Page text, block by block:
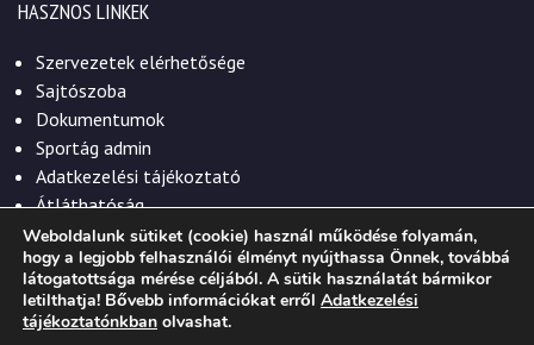
HASZNOS LINKEK
Szervezetek elérhetősége
Sajtószoba
Dokumentumok
Sportág admin
Adatkezelési tájékoztató
Átláthatóság
© 2026. Szekszárdi Sportközpont Nonprofit Kft.
Weboldalunk sütiket (cookie) használ működése folyamán,
hogy a legjobb felhasználói élményt nyújthassa Önnek, továbbá
látogatottsága mérése céljából. A sütik használatát bármikor
letilthatja! Bővebb információkat erről Adatkezelési
tájékoztatónkban olvashat.